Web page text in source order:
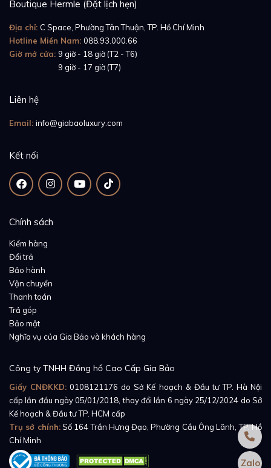
chiếc đồng hồ. Đặc biệt, phiên bản Patek Philippe
Grand Complications lần này được chế tác thêm một
nắp lưng bằng vàng trắng có thể lật mở, chạm khắc
là chi tiết rất đặc biệt chỉ có trên những thiết kế đồng
hồ quý hiếm.
Trên nền mặt số trắng là một bố cục được thiết kế vô
cùng xuất sắc. Từng chi tiết hiện rõ trên mặt số, cho
ràng, mạch lạc và không hề gây rối mắt cho người sử
dụng. Nền mặt số trắng được cách điệu với họa tiết
sunburst chạm khắc hoàn hảo chính tại trung tâm
mặt số, làm nổi bật bộ kim đồng hồ đen và các cọc số
La Mã chỉ giờ đảm nhiệm chức năng báo giờ.
Boutique Hermle (Đặt lịch hẹn)
Địa chỉ: C Space, Phường Tân Thuận, TP. Hồ Chí Minh
Hotline Miền Nam: 088.93.000.66
Giờ mở cửa: 9 giờ - 18 giờ (T2 - T6)
9 giờ - 17 giờ (T7)
Liên hệ
Email: info@giabaoluxury.com
Kết nối
Chính sách
Kiểm hàng
Đổi trả
Bảo hành
Vận chuyển
Thanh toán
Trả góp
Bảo mật
Nghĩa vụ của Gia Bảo và khách hàng
Công ty TNHH Đồng hồ Cao Cấp Gia Bảo
Giấy CNĐKKD: 0108121176 do Sở Kế hoạch & Đầu tư TP. Hà Nội
cấp lần đầu ngày 05/01/2018, thay đổi lần 6 ngày 25/12/2024 do Sở
Kế hoạch & Đầu tư TP. HCM cấp
Trụ sở chính:Số 164 Trần Hưng Đạo, Phường Cầu Ông Lãnh, TP. Hồ
Chí Minh
Zalo